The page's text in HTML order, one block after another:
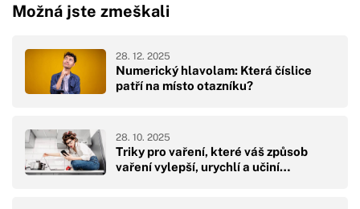
Možná jste zmeškali
Numerický hlavolam: Která číslice
patří na místo otazníku?
28. 12. 2025
Triky pro vaření, které váš způsob
vaření vylepší, urychlí a učiní…
28. 10. 2025